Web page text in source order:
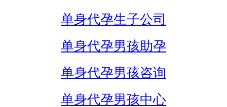
单身代孕生子公司
单身代孕男孩助孕
单身代孕男孩咨询
单身代孕男孩中心